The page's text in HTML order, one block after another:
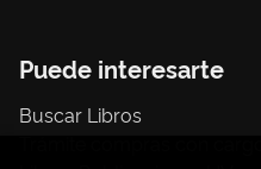
Puede interesarte
Buscar Libros